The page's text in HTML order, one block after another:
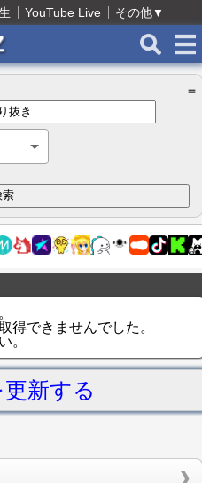
YouTube Live その他▼
＝
得できませんでした。
。
新する